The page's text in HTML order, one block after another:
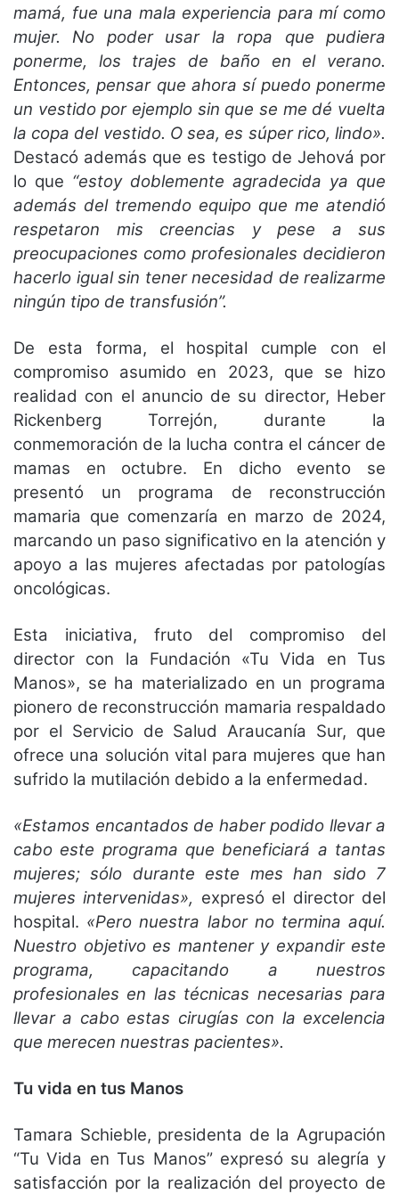
mamá, fue una mala experiencia para mí como
mujer. No poder usar la ropa que pudiera
ponerme, los trajes de baño en el verano.
Entonces, pensar que ahora sí puedo ponerme
un vestido por ejemplo sin que se me dé vuelta
la copa del vestido. O sea, es súper rico, lindo».
Destacó además que es testigo de Jehová por
lo que “estoy doblemente agradecida ya que
además del tremendo equipo que me atendió
respetaron mis creencias y pese a sus
preocupaciones como profesionales decidieron
hacerlo igual sin tener necesidad de realizarme
ningún tipo de transfusión”.
De esta forma, el hospital cumple con el
compromiso asumido en 2023, que se hizo
realidad con el anuncio de su director, Heber
Rickenberg Torrejón, durante la
conmemoración de la lucha contra el cáncer de
mamas en octubre. En dicho evento se
presentó un programa de reconstrucción
mamaria que comenzaría en marzo de 2024,
marcando un paso significativo en la atención y
apoyo a las mujeres afectadas por patologías
oncológicas.
Esta iniciativa, fruto del compromiso del
director con la Fundación «Tu Vida en Tus
Manos», se ha materializado en un programa
pionero de reconstrucción mamaria respaldado
por el Servicio de Salud Araucanía Sur, que
ofrece una solución vital para mujeres que han
sufrido la mutilación debido a la enfermedad.
«Estamos encantados de haber podido llevar a
cabo este programa que beneficiará a tantas
mujeres; sólo durante este mes han sido 7
mujeres intervenidas», expresó el director del
hospital. «Pero nuestra labor no termina aquí.
Nuestro objetivo es mantener y expandir este
programa, capacitando a nuestros
profesionales en las técnicas necesarias para
llevar a cabo estas cirugías con la excelencia
que merecen nuestras pacientes».
Tu vida en tus Manos
Tamara Schieble, presidenta de la Agrupación
“Tu Vida en Tus Manos” expresó su alegría y
satisfacción por la realización del proyecto de